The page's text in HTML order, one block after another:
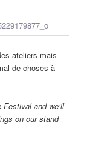
ateliers mais
de choses à
and we’ll
on our stand